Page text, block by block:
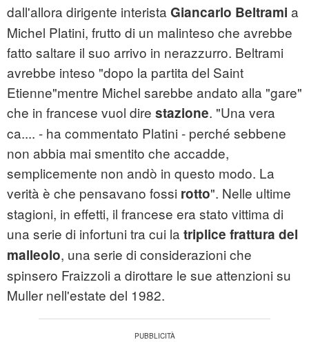
dall'allora dirigente interista Giancarlo Beltrami a
Michel Platini, frutto di un malinteso che avrebbe
fatto saltare il suo arrivo in nerazzurro. Beltrami
avrebbe inteso "dopo la partita del Saint
Etienne"mentre Michel sarebbe andato alla "gare"
che in francese vuol dire stazione. "Una vera
ca.... - ha commentato Platini - perché sebbene
non abbia mai smentito che accadde,
semplicemente non andò in questo modo. La
verità è che pensavano fossi rotto". Nelle ultime
stagioni, in effetti, il francese era stato vittima di
una serie di infortuni tra cui la triplice frattura del
malleolo, una serie di considerazioni che
spinsero Fraizzoli a dirottare le sue attenzioni su
Muller nell'estate del 1982.